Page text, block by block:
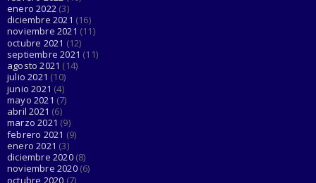
enero 2022 (3)
diciembre 2021 (16)
noviembre 2021 (11)
octubre 2021 (12)
septiembre 2021 (11)
agosto 2021 (14)
julio 2021 (10)
junio 2021 (4)
mayo 2021 (7)
abril 2021 (6)
marzo 2021 (9)
febrero 2021 (9)
enero 2021 (3)
diciembre 2020(8)
noviembre 2020(6)
octubre 2020 (7)